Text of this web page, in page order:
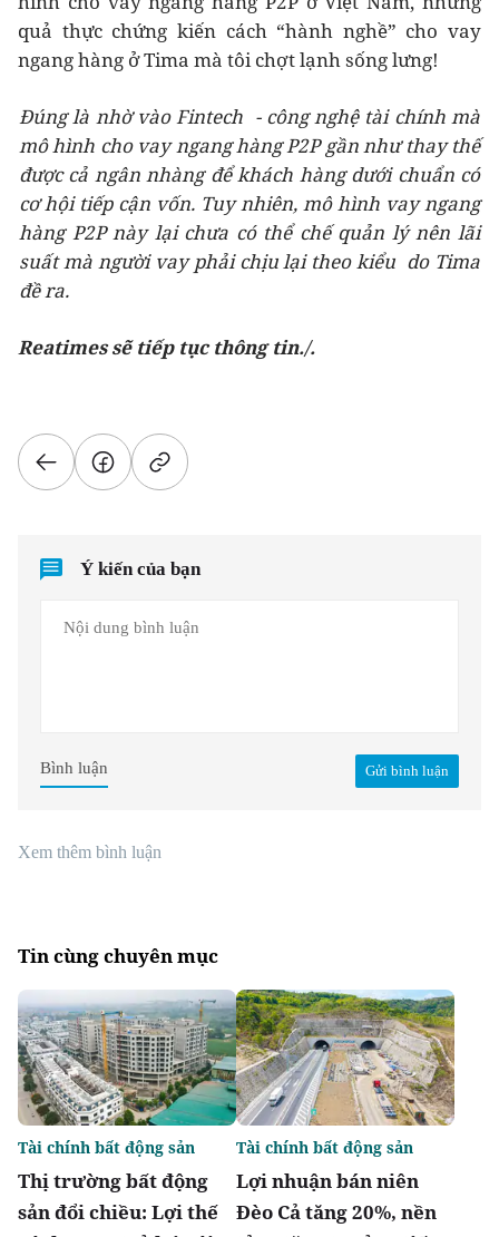
quả thực chứng kiến cách “hành nghề” cho vay
ngang hàng ở Tima mà tôi chợt lạnh sống lưng!
Đúng là nhờ vào Fintech - công nghệ tài chính mà
mô hình cho vay ngang hàng P2P gần như thay thế
được cả ngân nhàng để khách hàng dưới chuẩn có
cơ hội tiếp cận vốn. Tuy nhiên, mô hình vay ngang
hàng P2P này lại chưa có thể chế quản lý nên lãi
suất mà người vay phải chịu lại theo kiểu do Tima
đề ra.
Reatimes sẽ tiếp tục thông tin./.
Ý kiến của bạn
Gửi bình luận
Bình luận
Xem thêm bình luận
Tin cùng chuyên mục
Thị trường bất động
sản đổi chiều: Lợi thế
Tài chính bất động sản
Lợi nhuận bán niên
Đèo Cả tăng 20%, nền
Tài chính bất động sản